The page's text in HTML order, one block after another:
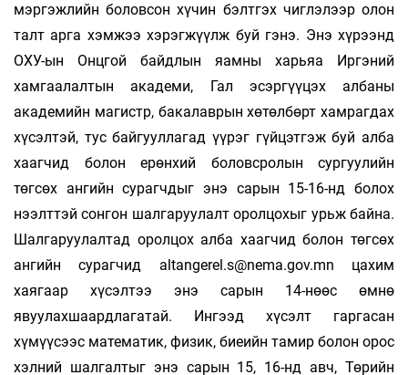
мэргэжлийн боловсон хүчин бэлтгэх чиглэлээр олон
талт арга хэмжээ хэрэгжүүлж буй гэнэ. Энэ хүрээнд
ОХУ-ын Онцгой байдлын яамны харьяа Иргэний
хамгаалалтын академи, Гал эсэргүүцэх албаны
академийн магистр, бакалаврын хөтөлбөрт хамрагдах
хүсэлтэй, тус байгууллагад үүрэг гүйцэтгэж буй алба
хаагчид болон ерөнхий боловсролын сургуулийн
төгсөх ангийн сурагчдыг энэ сарын 15-16-нд болох
нээлттэй сонгон шалгаруулалт оролцохыг урьж байна.
Шалгаруулалтад оролцох алба хаагчид болон төгсөх
ангийн сурагчид altangerel.s@nema.gov.mn цахим
хаягаар хүсэлтээ энэ сарын 14-нөөс өмнө
явуулахшаардлагатай. Ингээд хүсэлт гаргасан
хүмүүсээс математик, физик, биеийн тамир болон орос
хэлний шалгалтыг энэ сарын 15, 16-нд авч, Төрийн